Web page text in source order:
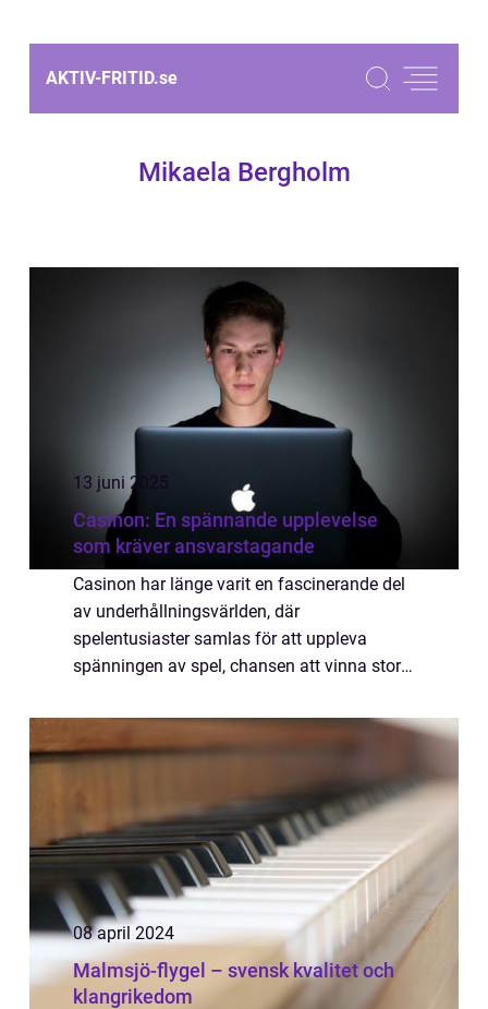
AKTIV-FRITID.se
Mikaela Bergholm
13 juni 2025
Casinon: En spännande upplevelse
som kräver ansvarstagande
Casinon har länge varit en fascinerande del
av underhållningsvärlden, där
spelentusiaster samlas för att uppleva
spänningen av spel, chansen att vinna stort
dessa platser. Fr&a...
08 april 2024
Malmsjö-flygel – svensk kvalitet och
klangrikedom